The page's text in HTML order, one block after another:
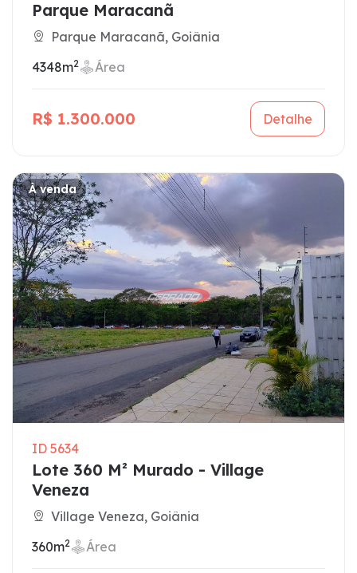
Parque Maracanã
Parque Maracanã, Goiânia
4348m2 Área
R$ 1.300.000 Detalhe
À venda
ID 5634
Lote 360 M² Murado - Village
Veneza
Village Veneza, Goiânia
360m2 Área